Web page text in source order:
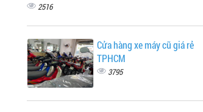
2516
Cửa hàng xe máy cũ giá rẻ
TPHCM
3795